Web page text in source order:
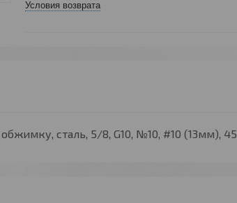
Условия возврата
сталь, 5/8, G10, №10, #10 (13мм),